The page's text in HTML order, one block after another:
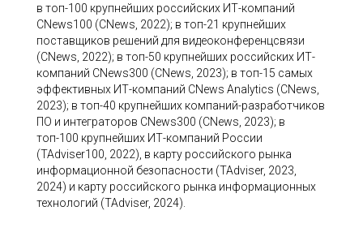
в топ-100 крупнейших российских ИТ-компаний
CNews100 (CNews, 2022); в топ-21 крупнейших
поставщиков решений для видеоконференцсвязи
(CNews, 2022); в топ-50 крупнейших российских ИТ-
компаний CNews300 (CNews, 2023); в топ-15 самых
эффективных ИТ-компаний CNews Analytics (CNews,
2023); в топ-40 крупнейших компаний-разработчиков
ПО и интеграторов CNews300 (CNews, 2023); в
топ-100 крупнейших ИТ-компаний России
(TAdviser100, 2022), в карту российского рынка
информационной безопасности (TAdviser, 2023,
2024) и карту российского рынка информационных
технологий (TAdviser, 2024).